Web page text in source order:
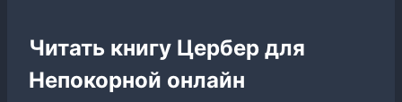
Читать книгу Цербер для
Непокорной онлайн